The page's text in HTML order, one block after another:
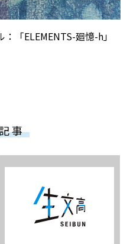
「ELEMENTS-廻憶-h」
事